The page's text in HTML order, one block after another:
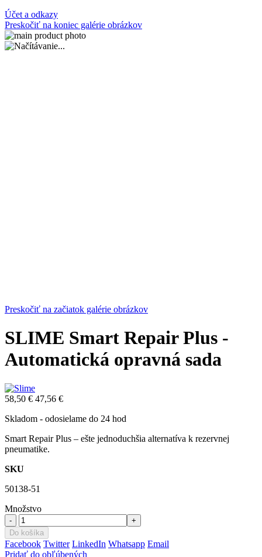
Účet a odkazy
Preskočiť na koniec galérie obrázkov
Preskočiť na začiatok galérie obrázkov
SLIME Smart Repair Plus -
Automatická opravná sada
58,50 € 47,56 €
Skladom - odosielame do 24 hod
Smart Repair Plus – ešte jednoduchšia alternatíva k rezervnej
pneumatike.
SKU
50138-51
Množstvo
-
+
Do košíka
Facebook Twitter LinkedIn Whatsapp Email
Pridať do obľúbených